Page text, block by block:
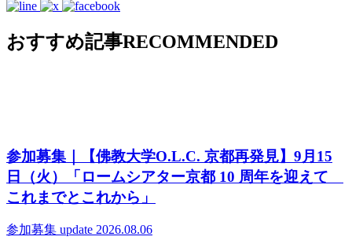
おすすめ記事RECOMMENDED
参加募集｜【佛教大学O.L.C. 京都再発見】9月15
日（火）「ロームシアター京都 10 周年を迎えて
これまでとこれから」
参加募集 update 2026.08.06